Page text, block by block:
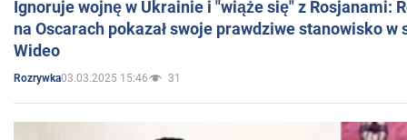
Ignoruje wojnę w Ukrainie i "wiąże się" z Rosjanami:
na Oscarach pokazał swoje prawdziwe stanowisko w
Wideo
Rozrywka03.03.2025 15:46 31